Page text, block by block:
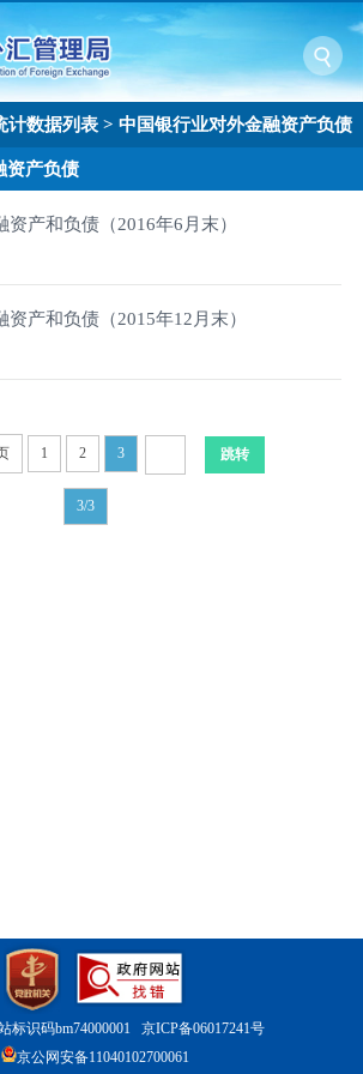
计数据列表 >中国银行业对外金融资产负债
资产负债
产和负债（2016年6月末）
产和负债（2015年12月末）
1 2 3
3/3
标识码bm74000001 京ICP备06017241号
京公网安备11040102700061